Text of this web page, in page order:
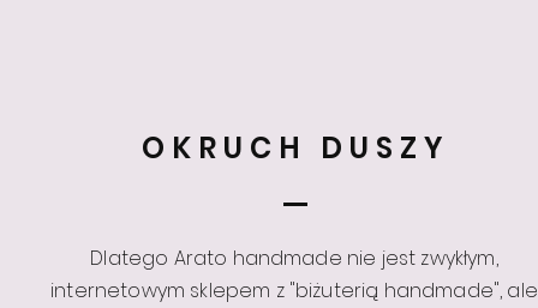
OKRUCH DUSZY
Dlatego Arato handmade nie jest zwykłym,
internetowym sklepem z "biżuterią handmade", ale